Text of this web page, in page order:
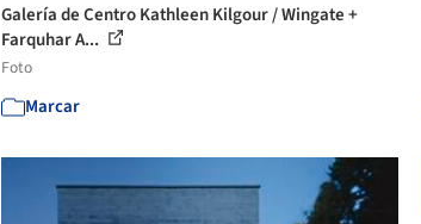
Galería de Centro Kathleen Kilgour / Wingate +
Farquhar A...
Foto
Marcar